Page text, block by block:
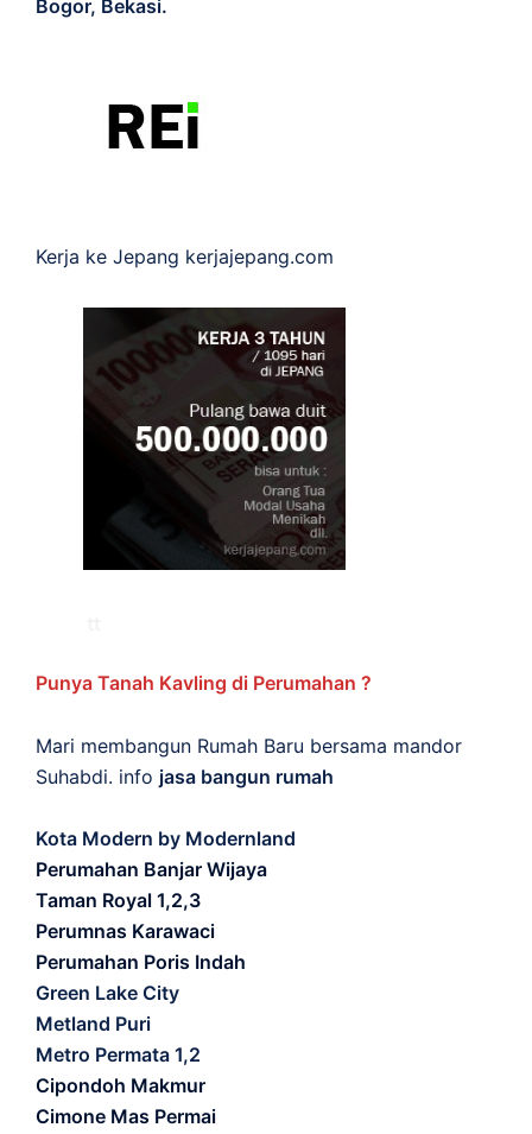
Bogor, Bekasi.
Kerja ke Jepang kerjajepang.com
Punya Tanah Kavling di Perumahan ?
Mari membangun Rumah Baru bersama mandor
Suhabdi. info jasa bangun rumah
Kota Modern by Modernland
Perumahan Banjar Wijaya
Taman Royal 1,2,3
Perumnas Karawaci
Perumahan Poris Indah
Green Lake City
Metland Puri
Metro Permata 1,2
Cipondoh Makmur
Cimone Mas Permai